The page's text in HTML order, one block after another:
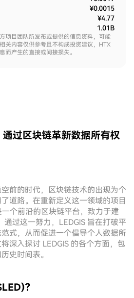
¥0.0015
¥4.77
1.01B
项目团队所发布或提供的信息资料，可能
关内容仅供参考且不构成投资建议，HTX
而产生的直接或间接损失。
过区块链革新数据所有权
前的时代，区块链技术的出现为个
道路。在重新定义这一领域的项目
一个前沿的区块链平台，致力于建
通过这一努力，LEDGIS 旨在打破平
式，从而促进一个倡导个人数据所
深入探讨 LEDGIS 的各个方面，包
史时间表。
？